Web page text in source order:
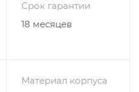
Люкс 2 по низкой
Срок гарантии
18 месяцев
Материал корпуса